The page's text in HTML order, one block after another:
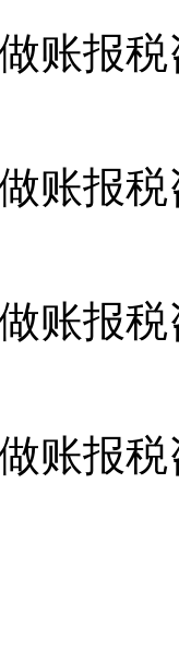
账报税
账报税
账报
账报